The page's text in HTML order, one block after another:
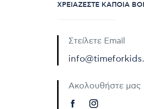
ΧΡΕΙΆΖΕΣΤΕ ΚΆΠΟΙΑ
Στείλετε Email
Ακολουθήστε μας